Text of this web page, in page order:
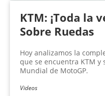
KTM: ¡Toda la
Sobre Ruedas
Hoy analizamos la
que se encuentra KTM y
Mundial de MotoGP.
Videos